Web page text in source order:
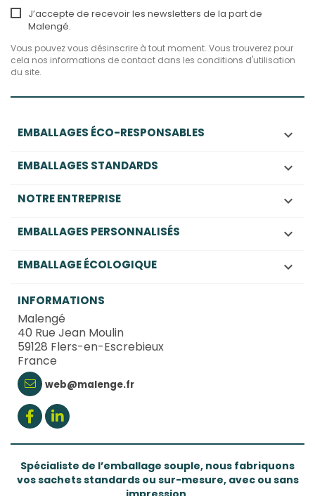
J’accepte de recevoir les newsletters de la part de
Malengé.
Vous pouvez vous désinscrire à tout moment. Vous trouverez pour
cela nos informations de contact dans les conditions d'utilisation
du site.
EMBALLAGES ÉCO-RESPONSABLES 
EMBALLAGES STANDARDS 
NOTRE ENTREPRISE 
EMBALLAGES PERSONNALISÉS 
EMBALLAGE ÉCOLOGIQUE 
INFORMATIONS
Malengé
40 Rue Jean Moulin
59128 Flers-en-Escrebieux
France
web@malenge.fr
Spécialiste de l’emballage souple, nous fabriquons
vos sachets standards ou sur-mesure, avec ou sans